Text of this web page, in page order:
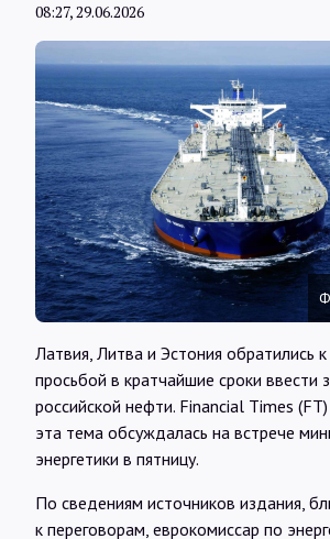
Обзоры
Интервью
Карты
О нас
08:27, 29.06.2026
Латвия, Литва и Эстония обратились
просьбой в кратчайшие сроки ввести
российской нефти. Financial Times
эта тема обсуждалась на встрече
энергетики в пятницу.
По сведениям источников издания,
к переговорам, еврокомиссар по